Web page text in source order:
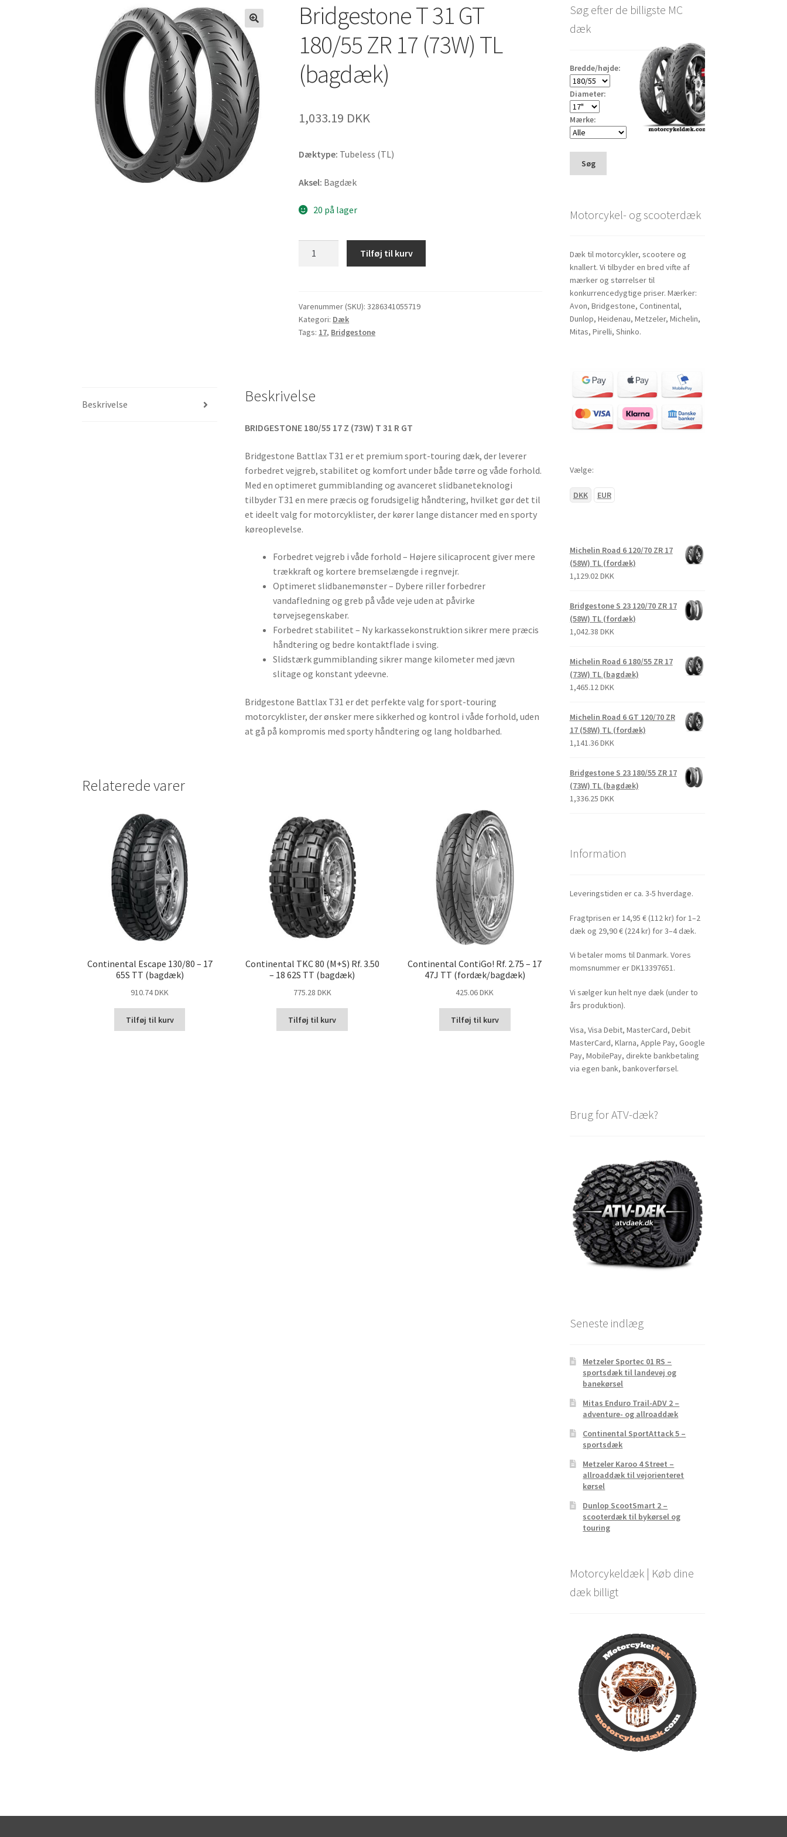
Bridgestone T 31 GT
180/55 ZR 17 (73W) TL
(bagdæk)
1,033.19 DKK
Dæktype: Tubeless (TL)
Aksel: Bagdæk
20 på lager
180/55
ZR
17
antal
Tilføj til kurv
Varenummer (SKU):3286341055719
Kategori: Dæk
Tags: 17, Bridgestone
Beskrivelse Beskrivelse
BRIDGESTONE 180/55 17 Z (73W) T 31 R GT
Bridgestone Battlax T31 er et premium sport-touring dæk, der leverer
forbedret vejgreb, stabilitet og komfort under både tørre og våde forhold.
Med en optimeret gummiblanding og avanceret slidbaneteknologi
tilbyder T31 en mere præcis og forudsigelig håndtering, hvilket gør det til
et ideelt valg for motorcyklister, der kører lange distancer med en sporty
køreoplevelse.
Forbedret vejgreb i våde forhold – Højere silicaprocent giver mere
trækkraft og kortere bremselængde i regnvejr.
Optimeret slidbanemønster – Dybere riller forbedrer
vandafledning og greb på våde veje uden at påvirke
tørvejsegenskaber.
Forbedret stabilitet – Ny karkassekonstruktion sikrer mere præcis
håndtering og bedre kontaktflade i sving.
Slidstærk gummiblanding sikrer mange kilometer med jævn
slitage og konstant ydeevne.
Bridgestone Battlax T31 er det perfekte valg for sport-touring
motorcyklister, der ønsker mere sikkerhed og kontrol i våde forhold, uden
at gå på kompromis med sporty håndtering og lang holdbarhed.
Relaterede varer
Continental Escape 130/80 – 17
65S TT (bagdæk)
910.74 DKK
Tilføj til kurv
Continental TKC 80 (M+S) Rf. 3.50
– 18 62S TT (bagdæk)
775.28 DKK
Tilføj til kurv
Continental ContiGo! Rf. 2.75 – 17
47J TT (fordæk/bagdæk)
425.06 DKK
Tilføj til kurv
Søg efter de billigste MC
dæk
Bredde/højde:
Diameter:
Mærke:
Søg
Motorcykel- og scooterdæk
Dæk til motorcykler, scootere og
knallert. Vi tilbyder en bred vifte af
mærker og størrelser til
konkurrencedygtige priser. Mærker:
Avon, Bridgestone, Continental,
Dunlop, Heidenau, Metzeler, Michelin,
Mitas, Pirelli, Shinko.
Vælge:
DKK EUR
Michelin Road 6 120/70 ZR 17
(58W) TL (fordæk)
1,129.02 DKK
Bridgestone S 23 120/70 ZR 17
(58W) TL (fordæk)
1,042.38 DKK
Michelin Road 6 180/55 ZR 17
(73W) TL (bagdæk)
1,465.12 DKK
Michelin Road 6 GT 120/70 ZR
17 (58W) TL (fordæk)
1,141.36 DKK
Bridgestone S 23 180/55 ZR 17
(73W) TL (bagdæk)
1,336.25 DKK
Information
Leveringstiden er ca. 3-5 hverdage.
Fragtprisen er 14,95 € (112 kr) for 1–2
dæk og 29,90 € (224 kr) for 3–4 dæk.
Vi betaler moms til Danmark. Vores
momsnummer er DK13397651.
Vi sælger kun helt nye dæk (under to
års produktion).
Visa, Visa Debit, MasterCard, Debit
MasterCard, Klarna, Apple Pay, Google
Pay, MobilePay, direkte bankbetaling
via egen bank, bankoverførsel.
Brug for ATV-dæk?
Seneste indlæg
Metzeler Sportec 01 RS –
sportsdæk til landevej og
banekørsel
Mitas Enduro Trail-ADV 2 –
adventure- og allroaddæk
Continental SportAttack 5 –
sportsdæk
Metzeler Karoo 4 Street –
allroaddæk til vejorienteret
kørsel
Dunlop ScootSmart 2 –
scooterdæk til bykørsel og
touring
Motorcykeldæk | Køb dine
dæk billigt